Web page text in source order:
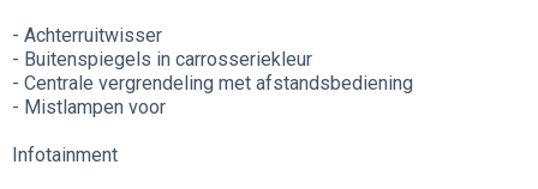
- Achterruitwisser
- Buitenspiegels in carrosseriekleur
- Centrale vergrendeling met afstandsbediening
- Mistlampen voor
Infotainment